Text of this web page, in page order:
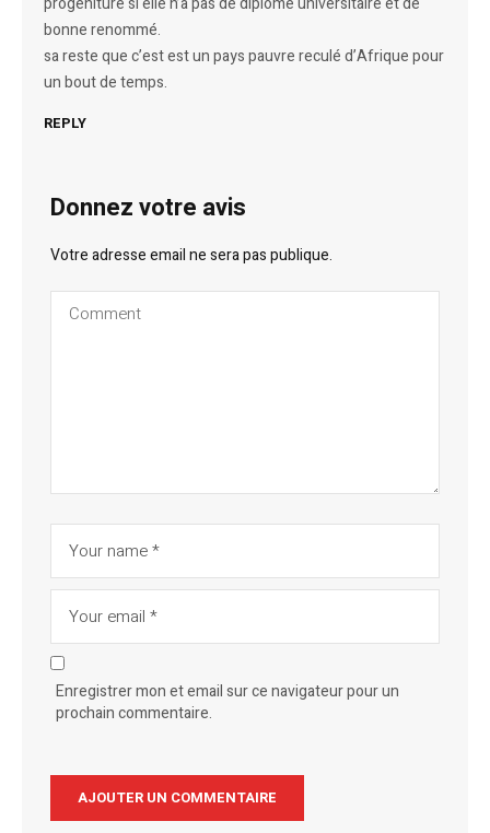
bonne renommé.
sa reste que c’est est un pays pauvre reculé d’Afrique pour
un bout de temps.
REPLY
Donnez votre avis
Votre adresse email ne sera pas publique.
Enregistrer mon et email sur ce navigateur pour un
prochain commentaire.